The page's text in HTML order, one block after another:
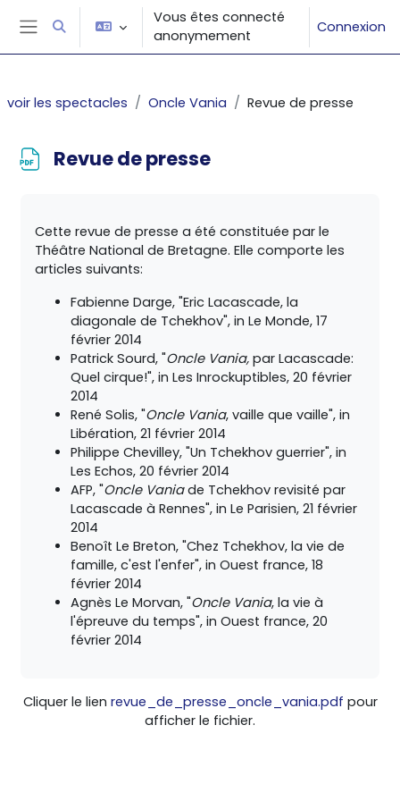
Passer au contenu principal
Panneau latéral
Activer/désactiver la saisie de recherche
Vous êtes connecté
anonymement
Connexion
voir les spectacles Oncle Vania Revue de presse
Revue de presse
Cette revue de presse a été constituée par le
Théâtre National de Bretagne. Elle comporte les
articles suivants:
Fabienne Darge, "Eric Lacascade, la
diagonale de Tchekhov", in Le Monde, 17
février 2014
Patrick Sourd, "Oncle Vania, par Lacascade:
Quel cirque!", in Les Inrockuptibles, 20 février
2014
René Solis, "Oncle Vania, vaille que vaille", in
Libération, 21 février 2014
Philippe Chevilley, "Un Tchekhov guerrier", in
Les Echos, 20 février 2014
AFP, "Oncle Vaniade Tchekhov revisité par
Lacascade à Rennes", in Le Parisien, 21 février
2014
Benoît Le Breton, "Chez Tchekhov, la vie de
famille, c'est l'enfer", in Ouest france, 18
février 2014
Agnès Le Morvan, "Oncle Vania, la vie à
l'épreuve du temps", in Ouest france, 20
février 2014
Cliquer le lien revue_de_presse_oncle_vania.pdf pour
afficher le fichier.